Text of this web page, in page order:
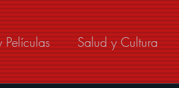
Películas Salud y Cultura